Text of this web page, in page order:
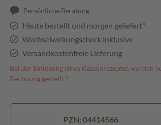
Persönliche Beratung
Heute bestellt und morgen geliefert³
Wechselwirkungscheck inklusive
Versandkostenfreie Lieferung
Bei der Einlösung eines Kassenrezeptes werden
Rechnung gestellt.⁴
PZN: 04414566